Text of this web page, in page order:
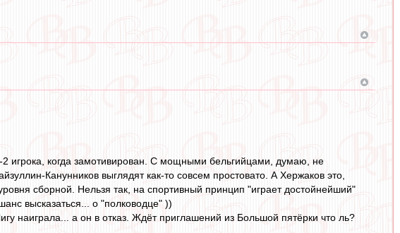
игрока, когда замотивирован. С мощными бельгийцами, думаю, не
Канунников выглядят как-то совсем простовато. А Хержаков это,
сборной. Нельзя так, на спортивный принцип "играет достойнейший"
высказаться... о "полководце" ))
наиграла... а он в отказ. Ждёт приглашений из Большой пятёрки что ль?